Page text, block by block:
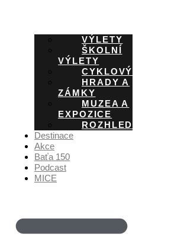
VÝLETY
ŠKOLNÍ
VÝLETY
CYKLOVÝLETY
HRADY A
ZÁMKY
MUZEA A
EXPOZICE
ROZHLEDNY
Destinace
Akce
Baťa 150
Podcast
MICE